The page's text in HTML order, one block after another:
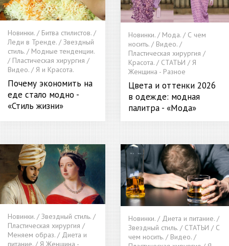
Новинки. / Битва стилистов. /
Леди в Тренде. / Звездный
стиль. / Модные тенденции.
/ Пластическая хирургия /
Видео. / Я и Красота.
Почему экономить на
еде стало модно -
«Стиль жизни»
Новинки. / Мода. / С чем
носить. / Видео. /
Пластическая хирургия /
Красота. / СТАТЬИ / Я
Женщина - Разное
Цвета и оттенки 2026
в одежде: модная
палитра - «Мода»
Новинки. / Звездный стиль. /
Пластическая хирургия /
Меняем образ. / Диета и
питание. / Я Женщина -
Новинки. / Диета и питание. /
Звездный стиль. / СТАТЬИ / С
чем носить. / Видео. /